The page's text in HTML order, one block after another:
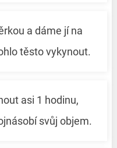
a dáme jí na
těsto vykynout.
asi 1 hodinu,
svůj objem.